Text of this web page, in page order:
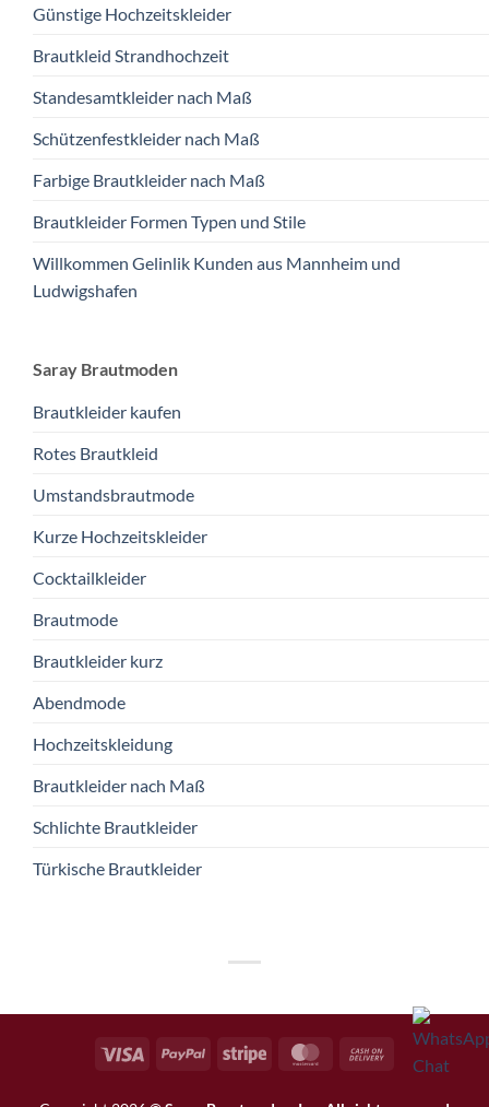
Günstige Hochzeitskleider
Brautkleid Strandhochzeit
Standesamtkleider nach Maß
Schützenfestkleider nach Maß
Farbige Brautkleider nach Maß
Brautkleider Formen Typen und Stile
Willkommen Gelinlik Kunden aus Mannheim und
Ludwigshafen
Saray Brautmoden
Brautkleider kaufen
Rotes Brautkleid
Umstandsbrautmode
Kurze Hochzeitskleider
Cocktailkleider
Brautmode
Brautkleider kurz
Abendmode
Hochzeitskleidung
Brautkleider nach Maß
Schlichte Brautkleider
Türkische Brautkleider
Visa PayPal Stripe MasterCard